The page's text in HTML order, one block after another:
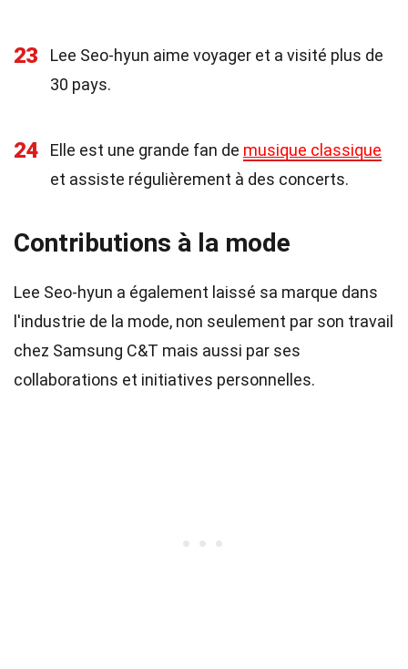
23
Lee Seo-hyun aime voyager et a visité plus de
30 pays.
24 Elle est une grande fan de musique classique
et assiste régulièrement à des concerts.
Contributions à la mode
Lee Seo-hyun a également laissé sa marque dans
l'industrie de la mode, non seulement par son travail
chez Samsung C&T mais aussi par ses
collaborations et initiatives personnelles.